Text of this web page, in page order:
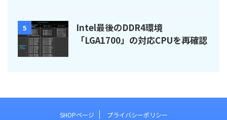
5
Intel最後のDDR4環境
「LGA1700」の対応CPUを再確認
SHOPページ プライバシーポリシー